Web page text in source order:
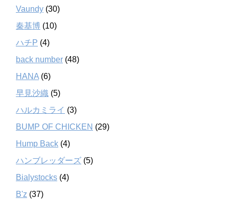
Vaundy (30)
秦基博 (10)
ハチP (4)
back number (48)
HANA (6)
早見沙織 (5)
ハルカミライ (3)
BUMP OF CHICKEN (29)
Hump Back (4)
ハンブレッダーズ (5)
Bialystocks (4)
B'z (37)